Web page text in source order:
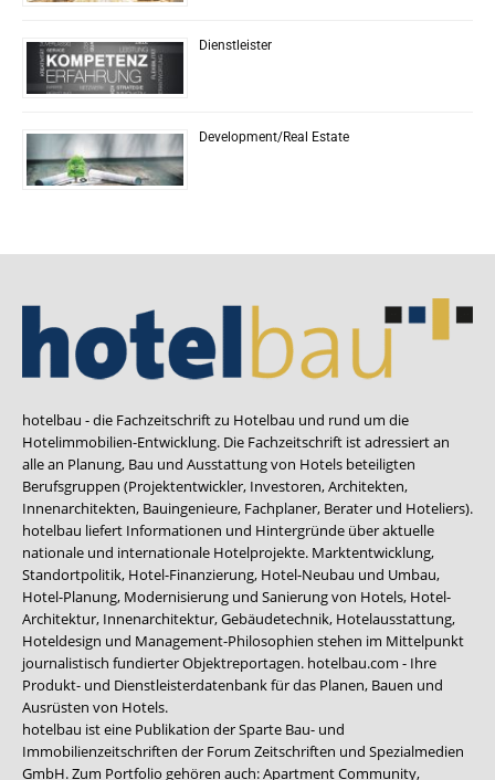
Dienstleister
Development/Real Estate
hotelbau - die Fachzeitschrift zu Hotelbau und rund um die
Hotelimmobilien-Entwicklung. Die Fachzeitschrift ist adressiert an
alle an Planung, Bau und Ausstattung von Hotels beteiligten
Berufsgruppen (Projektentwickler, Investoren, Architekten,
Innenarchitekten, Bauingenieure, Fachplaner, Berater und Hoteliers).
hotelbau liefert Informationen und Hintergründe über aktuelle
nationale und internationale Hotelprojekte. Marktentwicklung,
Standortpolitik, Hotel-Finanzierung, Hotel-Neubau und Umbau,
Hotel-Planung, Modernisierung und Sanierung von Hotels, Hotel-
Architektur, Innenarchitektur, Gebäudetechnik, Hotelausstattung,
Hoteldesign und Management-Philosophien stehen im Mittelpunkt
journalistisch fundierter Objektreportagen. hotelbau.com - Ihre
Produkt- und Dienstleisterdatenbank für das Planen, Bauen und
Ausrüsten von Hotels.
hotelbau ist eine Publikation der Sparte Bau- und
Immobilienzeitschriften der Forum Zeitschriften und Spezialmedien
GmbH. Zum Portfolio gehören auch:Apartment Community,